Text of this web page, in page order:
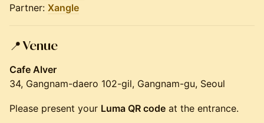
Partner: Xangle
📍Venue
Cafe Alver
34, Gangnam-daero 102-gil, Gangnam-gu, Seoul
Please present your Luma QR code at the entrance.